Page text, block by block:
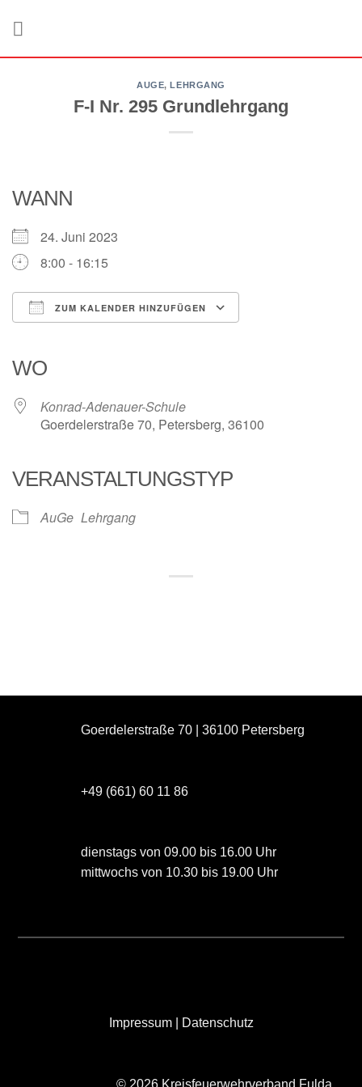
AUGE,LEHRGANG
F-I Nr. 295 Grundlehrgang
WANN
24. Juni 2023
8:00 - 16:15
ZUM KALENDER HINZUFÜGEN
WO
Konrad-Adenauer-Schule
Goerdelerstraße 70, Petersberg, 36100
VERANSTALTUNGSTYP
AuGe Lehrgang
Goerdelerstraße 70 | 36100 Petersberg
+49 (661) 60 11 86
dienstags von 09.00 bis 16.00 Uhr
mittwochs von 10.30 bis 19.00 Uhr
Impressum| Datenschutz
© 2026 Kreisfeuerwehrverband Fulda